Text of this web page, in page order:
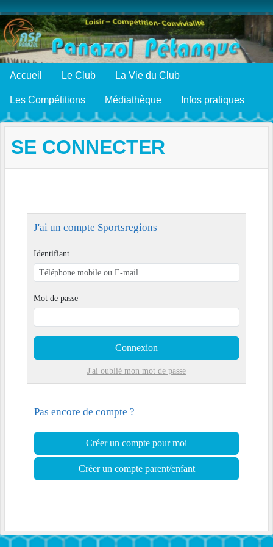
Accueil Le Club La Vie du Club
Les Compétitions Médiathèque Infos pratiques
SE CONNECTER
J'ai un compte Sportsregions
Identifiant
Mot de passe
Connexion
J'ai oublié mon mot de passe
Pas encore de compte ?
Créer un compte pour moi
Créer un compte parent/enfant